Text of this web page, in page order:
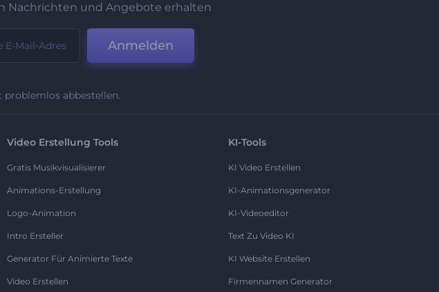
Nachrichten und Angebote erhalten
Anmelden
problemlos abbestellen.
Video Erstellung Tools
Gratis Musikvisualisierer
Animations-Erstellung
Logo-Animation
Intro Ersteller
Generator Für Animierte Texte
Video Erstellen
KI-Tools
KI Video Erstellen
KI-Animationsgenerator
KI-Videoeditor
Text Zu Video KI
KI Website Erstellen
Firmennamen Generator